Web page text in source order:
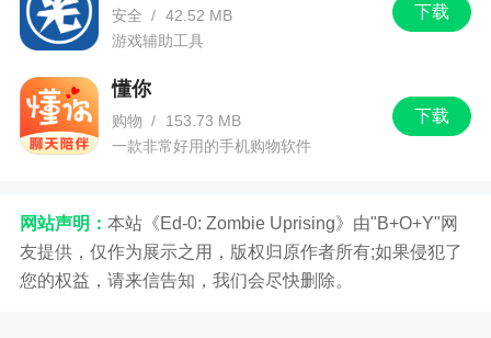
下载
安全 / 42.52 MB
游戏辅助工具
下载
懂你
购物 /
153.73 MB
一款非常好用的手机购物软件
网站声明： 本站《Ed-0: Zombie Uprising》由"B+O+Y"网
友提供，仅作为展示之用，版权归原作者所有;如果侵犯了
您的权益，请来信告知，我们会尽快删除。